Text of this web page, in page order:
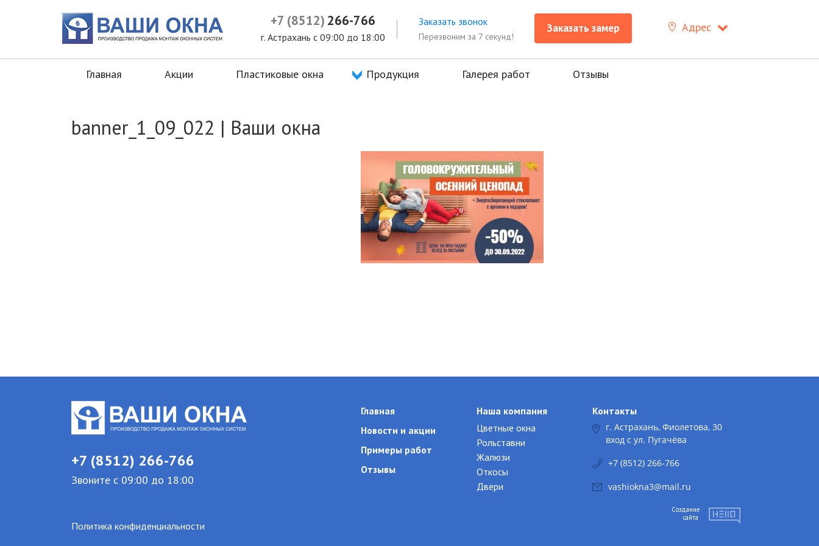
Главная Акции Пластиковые окна Продукция Галерея работ Отзывы
+7 (8512) 266-766
г. Астрахань с 09:00 до 18:00
Заказать звонок
Перезвоним за 7 секунд!
Заказать замер Адрес
Главная Акции Пластиковые окна Продукция Галерея работ Отзывы
banner_1_09_022 | Ваши окна
+7 (8512) 266-766
Звоните с 09:00 до 18:00
Политика конфиденциальности
Главная
Новости и акции
Примеры работ
Отзывы
Наша компания
Цветные окна
Рольставни
Жалюзи
Откосы
Двери
Контакты
г. Астрахань, Фиолетова, 30
вход с ул. Пугачёва
+7 (8512) 266-766
vashiokna3@mail.ru
Создание
сайта